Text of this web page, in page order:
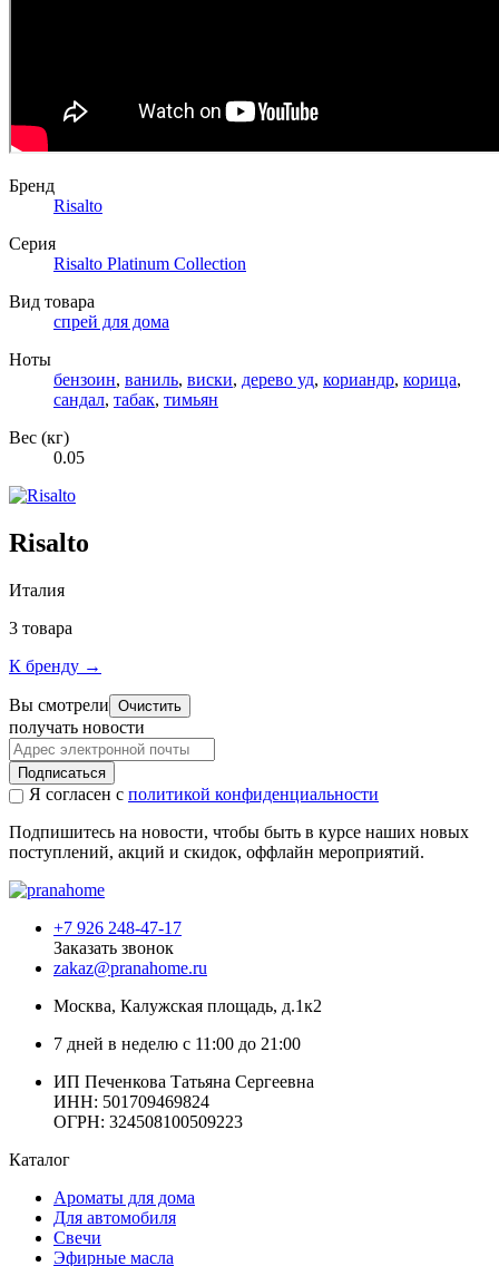
Бренд
Risalto
Серия
Risalto Platinum Collection
Вид товара
спрей для дома
Ноты
бензоин, ваниль, виски, дерево уд, кориандр, корица,
сандал, табак, тимьян
Вес (кг)
0.05
Risalto
Италия
3 товара
К бренду →
Вы смотрели Очистить
получать новости
Подписаться
Я согласен с политикой конфиденциальности
Подпишитесь на новости, чтобы быть в курсе наших новых
поступлений, акций и скидок, оффлайн мероприятий.
+7 926 248-47-17
Заказать звонок
zakaz@pranahome.ru
Москва, Калужская площадь, д.1к2
7 дней в неделю с 11:00 до 21:00
ИП Печенкова Татьяна Сергеевна
ИНН: 501709469824
ОГРН: 324508100509223
Каталог
Ароматы для дома
Для автомобиля
Свечи
Эфирные масла